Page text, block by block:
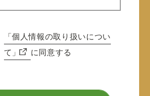
「個人情報の取り扱いについ
て」
に同意する